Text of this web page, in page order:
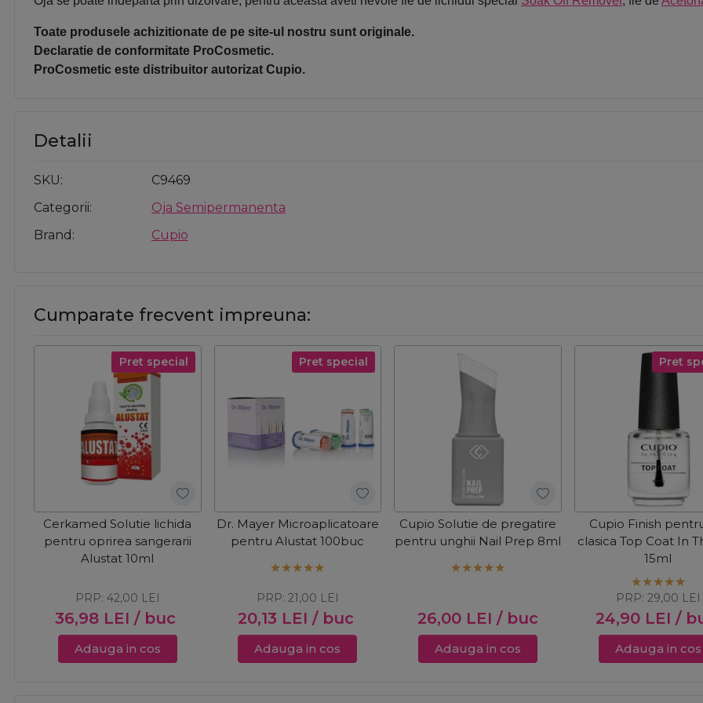
Toate produsele achizitionate de pe site-ul nostru sunt originale.
Declaratie de conformitate ProCosmetic.
ProCosmetic este distribuitor autorizat Cupio.
Detalii
SKU
C9469
Categorii
Oja Semipermanenta
Brand
Cupio
Cumparate frecvent impreuna:
Pret special
Cerkamed Solutie lichida
pentru oprirea sangerarii
Alustat 10ml
36,98 LEI / buc
PRP: 42,00 LEI
Adauga in cos
Pret special
Dr. Mayer Microaplicatoare
pentru Alustat 100buc
20,13 LEI / buc
PRP: 21,00 LEI
Adauga in cos
Cupio Solutie de pregatire
pentru unghii Nail Prep 8ml
26,00 LEI / buc
Adauga in cos
Pret
Cupio Finish
clasica Top Coat In
15ml
24,90 LEI /
PRP: 29,00 LEI
Adauga in cos